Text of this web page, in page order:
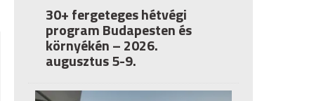
30+ fergeteges hétvégi
program Budapesten és
környékén – 2026.
augusztus 5-9.